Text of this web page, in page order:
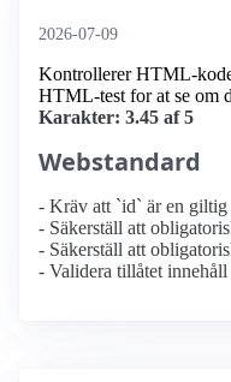
2026-07-09
Kontrollerer HTML-
HTML-test for at se om
Karakter: 3.45 af 5
Webstandard
- Kräv att `id` är en
- Säkerställ att
- Säkerställ att
- Validera tillåtet